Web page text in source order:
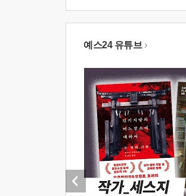
예스24 유튜브